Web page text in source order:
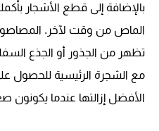
بالإضافة إلى قطع الأشجار
الماص من وقت لآخر.
تظهر من الجذور أو الجذع
مع الشجرة الرئيسية للحصول
الأفضل إزالتها عندما يكونون